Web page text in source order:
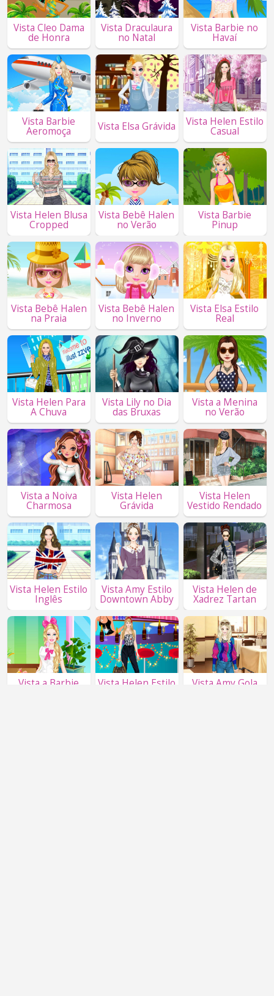
Vista Cleo Dama
de Honra
Vista Draculaura
no Natal
Vista Barbie no
Havaí
Vista Barbie
Aeromoça Vista Elsa Grávida Vista Helen Estilo
Casual
Vista Helen Blusa
Cropped
Vista Bebê Halen
no Verão
Vista Barbie
Pinup
Vista Bebê Halen
na Praia
Vista Bebê Halen
no Inverno
Vista Elsa Estilo
Real
Vista Helen Para
A Chuva
Vista Lily no Dia
das Bruxas
Vista a Menina
no Verão
Vista a Noiva
Charmosa
Vista Helen
Grávida
Vista Helen
Vestido Rendado
Vista Helen Estilo
Inglês
Vista Amy Estilo
Downtown Abby
Vista Helen de
Xadrez Tartan
Vista a Barbie Vista Helen Estilo Vista Amy Gola